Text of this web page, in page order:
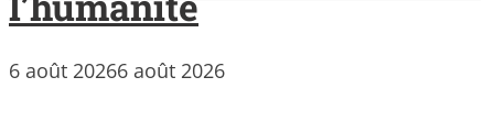
6 août 20266 août 2026